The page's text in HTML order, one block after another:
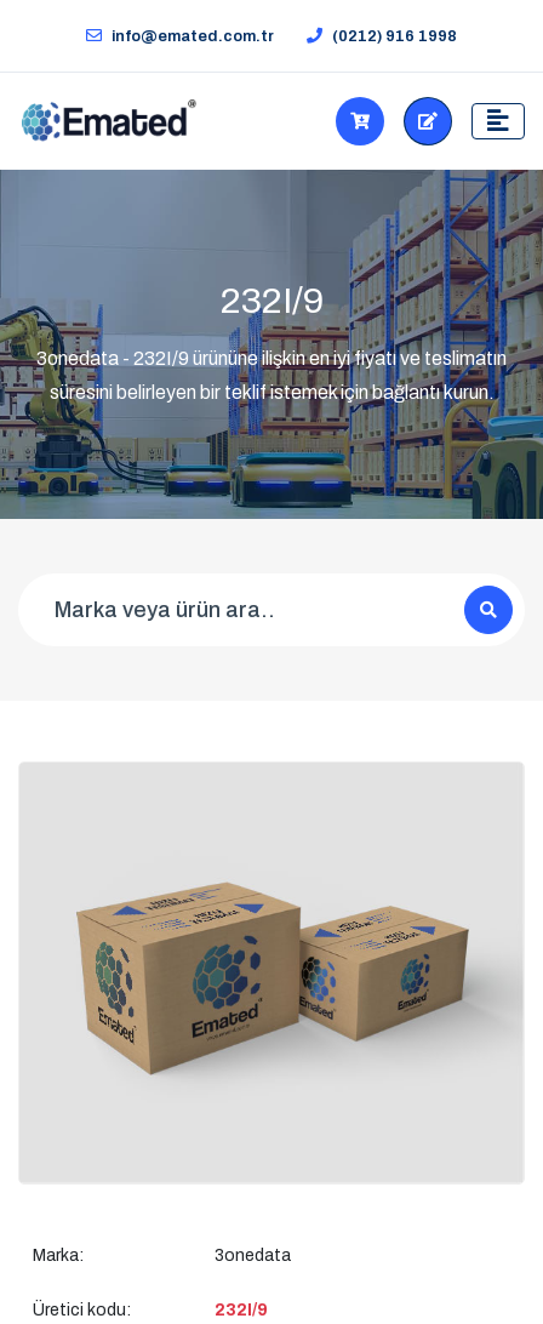
info@emated.com.tr (0212) 916 1998
232I/9
3onedata - 232I/9 ürününe ilişkin en iyi fiyatı ve teslimatın
süresini belirleyen bir teklif istemek için bağlantı kurun.
Marka: 3onedata
Üretici kodu: 232I/9